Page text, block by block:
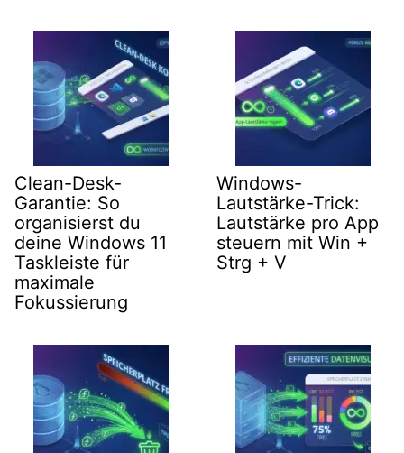
Clean-Desk-
Garantie: So
organisierst du
deine Windows 11
Taskleiste für
maximale
Fokussierung
Windows-
Lautstärke-Trick:
Lautstärke pro App
steuern mit Win +
Strg + V